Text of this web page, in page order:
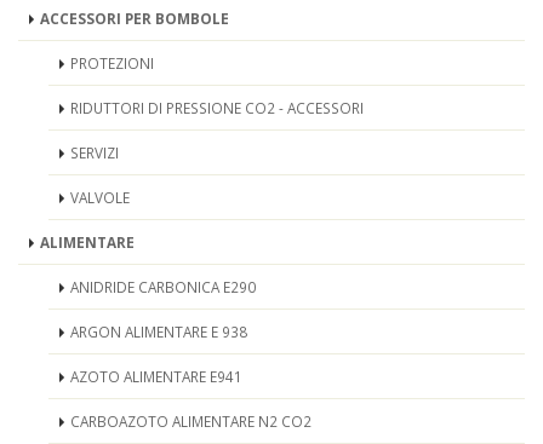
ACCESSORI PER BOMBOLE
PROTEZIONI
RIDUTTORI DI PRESSIONE CO2 - ACCESSORI
SERVIZI
VALVOLE
ALIMENTARE
ANIDRIDE CARBONICA E290
ARGON ALIMENTARE E 938
AZOTO ALIMENTARE E941
CARBOAZOTO ALIMENTARE N2 CO2